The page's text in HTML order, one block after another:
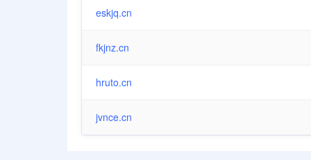
eskjq.cn
fkjnz.cn
hruto.cn
jvnce.cn